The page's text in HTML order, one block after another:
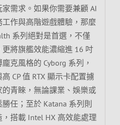
需求。如果你需要兼顧 AI
作與高階遊戲體驗，那麼
系列絕對是首選，不僅
將旗艦效能濃縮進 16 吋
克風格的 Cyborg 系列，
CP 值 RTX 顯示卡配置擄
青睞，無論課業、娛樂或
任；至於 Katana 系列則
搭載 Intel HX 高效能處理